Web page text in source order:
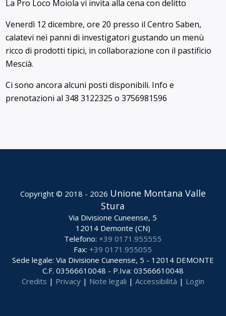
La Pro Loco Moiola vi invita alla cena con delitto
Venerdì 12 dicembre, ore 20 presso il Centro Saben,
calatevi nei panni di investigatori gustando un menù
ricco di prodotti tipici, in collaborazione con il pastificio
Mescià.
Ci sono ancora alcuni posti disponibili. Info e
prenotazioni al 348 3122325 o 3756981596
Copyright © 2018 - 2026 Unione Montana Valle
Stura
Via Divisione Cuneense, 5
12014 Demonte (CN)
Telefono:+39 0171.955555
Fax:+39 0171.955055
Sede legale: Via Divisione Cuneense, 5 - 12014 DEMONTE
C.F. 03566610048 - P.Iva: 03566610048
Credits | Privacy| Note legali | Accessibilità | Login